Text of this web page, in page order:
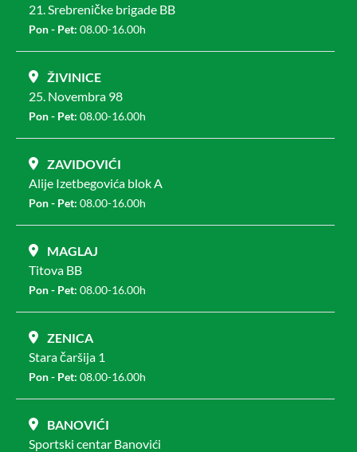
21. Srebreničke brigade BB
Pon - Pet: 08.00-16.00h
ŽIVINICE
25. Novembra 98
Pon - Pet: 08.00-16.00h
ZAVIDOVIĆI
Alije Izetbegovića blok A
Pon - Pet: 08.00-16.00h
MAGLAJ
Titova BB
Pon - Pet: 08.00-16.00h
ZENICA
Stara čaršija 1
Pon - Pet: 08.00-16.00h
BANOVIĆI
Sportski centar Banovići